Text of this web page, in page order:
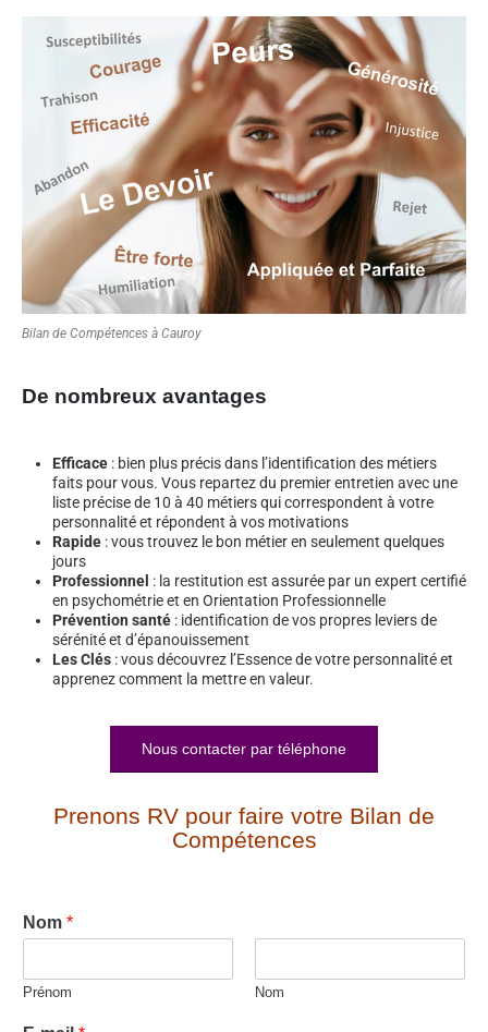
Bilan de Compétences à Cauroy
De nombreux avantages
Efficace : bien plus précis dans l’identification des métiers
faits pour vous. Vous repartez du premier entretien avec une
liste précise de 10 à 40 métiers qui correspondent à votre
personnalité et répondent à vos motivations
Rapide : vous trouvez le bon métier en seulement quelques
jours
Professionnel : la restitution est assurée par un expert certifié
en psychométrie et en Orientation Professionnelle
Prévention santé : identification de vos propres leviers de
sérénité et d’épanouissement
Les Clés : vous découvrez l’Essence de votre personnalité et
apprenez comment la mettre en valeur.
Nous contacter par téléphone
Prenons RV pour faire votre Bilan de
Compétences
Nom *
Prénom Nom